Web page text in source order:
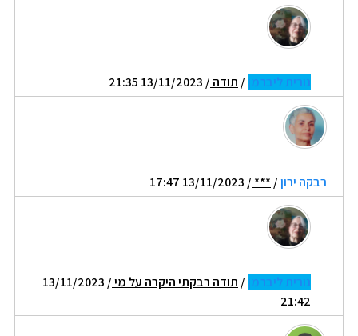
נורית ליברמן/ תודה/ 13/11/2023 21:35
רבקה ירון/
***
/ 13/11/2023 17:47
נורית ליברמן/ תודה רבקתי היקרה על מי
/ 13/11/2023
21:42